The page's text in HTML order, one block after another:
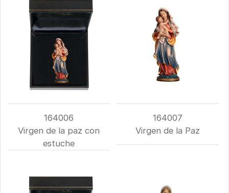
164006
Virgen de la paz con
estuche
164007
Virgen de la Paz